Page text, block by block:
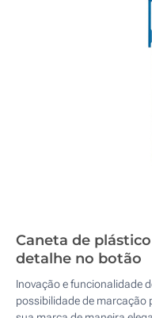
Caneta de
detalhe no botão
Inovação e funcionalidade
possibilidade de marcação